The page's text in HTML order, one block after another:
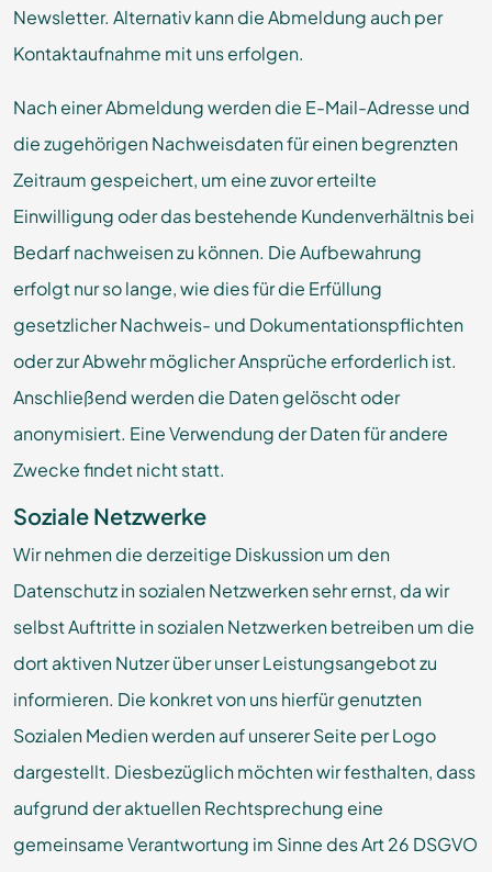
Newsletter. Alternativ kann die Abmeldung auch per
Kontaktaufnahme mit uns erfolgen.
Nach einer Abmeldung werden die E-Mail-Adresse und
die zugehörigen Nachweisdaten für einen begrenzten
Zeitraum gespeichert, um eine zuvor erteilte
Einwilligung oder das bestehende Kundenverhältnis bei
Bedarf nachweisen zu können. Die Aufbewahrung
erfolgt nur so lange, wie dies für die Erfüllung
gesetzlicher Nachweis- und Dokumentationspflichten
oder zur Abwehr möglicher Ansprüche erforderlich ist.
Anschließend werden die Daten gelöscht oder
anonymisiert. Eine Verwendung der Daten für andere
Zwecke findet nicht statt.
Soziale Netzwerke
Wir nehmen die derzeitige Diskussion um den
Datenschutz in sozialen Netzwerken sehr ernst, da wir
selbst Auftritte in sozialen Netzwerken betreiben um die
dort aktiven Nutzer über unser Leistungsangebot zu
informieren. Die konkret von uns hierfür genutzten
Sozialen Medien werden auf unserer Seite per Logo
dargestellt. Diesbezüglich möchten wir festhalten, dass
aufgrund der aktuellen Rechtsprechung eine
gemeinsame Verantwortung im Sinne des Art 26 DSGVO